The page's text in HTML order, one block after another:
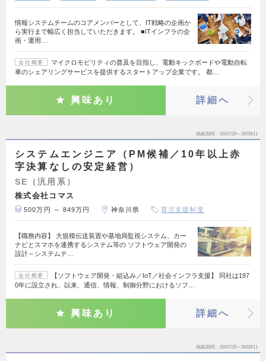
情報システムチームのコアメンバーとして、IT戦略の企画か
ら実行まで幅広く担当していただきます。 ■ITインフラの企
画・運用…
会社概要
マイクロモビリティの普及を目指し、電動キックボードや電動自転
車のシェアリングサービスを提供するスタートアップ企業です。 都…
興味あり 詳細へ
掲載期間 26/07/29～26/08/11
システムエンジニア（PM候補／10年以上赤
字決算なしの安定経営）
SE（汎用系）
株式会社コマス
500万円 ～ 849万円 神奈川県 育児支援制度
【職務内容】 大規模伝送装置や基地局監視システム、カー
ナビとスマホを連携するシステム等の ソフトウェア開発の
設計～システムテ…
会社概要
【ソフトウェア開発・組込み／IoT／社会インフラ支援】 同社は197
0年に設立され、以来、通信、情報、制御分野におけるソフ…
興味あり 詳細へ
掲載期間 26/07/29～26/08/11